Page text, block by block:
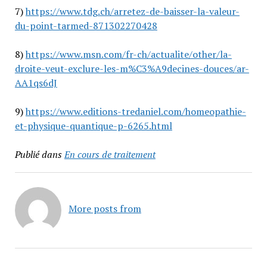
7)https://www.tdg.ch/arretez-de-baisser-la-valeur-
du-point-tarmed-871302270428
8)https://www.msn.com/fr-ch/actualite/other/la-
droite-veut-exclure-les-m%C3%A9decines-douces/ar-
AA1qs6dJ
9)https://www.editions-tredaniel.com/homeopathie-
et-physique-quantique-p-6265.html
Publié dansEn cours de traitement
More posts from